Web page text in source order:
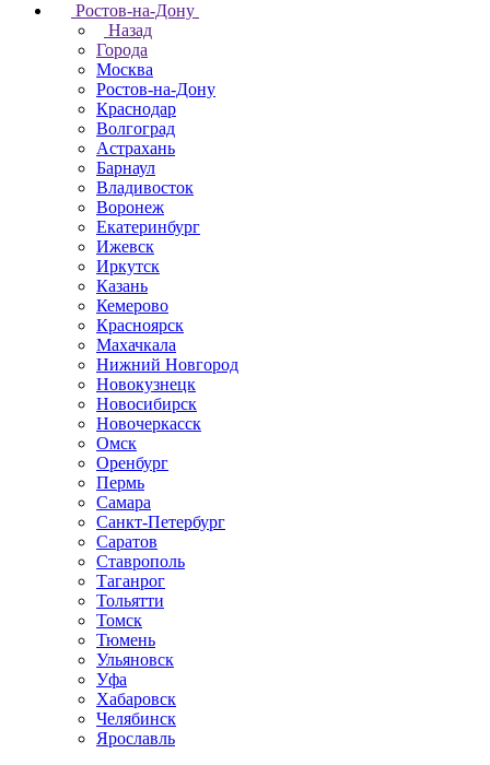
Ростов-на-Дону
Назад
Города
Москва
Ростов-на-Дону
Краснодар
Волгоград
Астрахань
Барнаул
Владивосток
Воронеж
Екатеринбург
Ижевск
Иркутск
Казань
Кемерово
Красноярск
Махачкала
Нижний Новгород
Новокузнецк
Новосибирск
Новочеркаcск
Омск
Оренбург
Пермь
Самара
Санкт-Петербург
Саратов
Ставрополь
Таганрог
Тольятти
Томск
Тюмень
Ульяновск
Уфа
Хабаровск
Челябинск
Ярославль